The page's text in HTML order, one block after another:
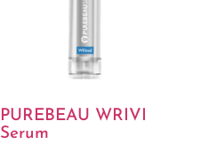
PUREBEAU WRIVI
Serum